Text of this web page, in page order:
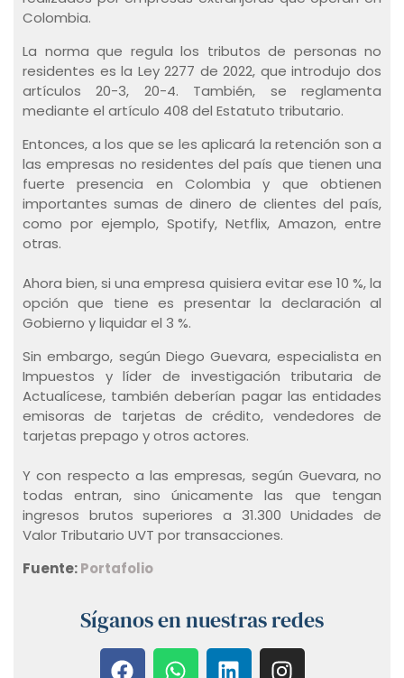
Colombia.
La norma que regula los tributos de personas no
residentes es la Ley 2277 de 2022, que introdujo dos
artículos 20-3, 20-4. También, se reglamenta
mediante el artículo 408 del Estatuto tributario.
Entonces, a los que se les aplicará la retención son a
las empresas no residentes del país que tienen una
fuerte presencia en Colombia y que obtienen
importantes sumas de dinero de clientes del país,
como por ejemplo, Spotify, Netflix, Amazon, entre
otras.
Ahora bien, si una empresa quisiera evitar ese 10 %, la
opción que tiene es presentar la declaración al
Gobierno y liquidar el 3 %.
Sin embargo, según Diego Guevara, especialista en
Impuestos y líder de investigación tributaria de
Actualícese, también deberían pagar las entidades
emisoras de tarjetas de crédito, vendedores de
tarjetas prepago y otros actores.
Y con respecto a las empresas, según Guevara, no
todas entran, sino únicamente las que tengan
ingresos brutos superiores a 31.300 Unidades de
Valor Tributario UVT por transacciones.
Fuente:Portafolio
Síganos en nuestras redes